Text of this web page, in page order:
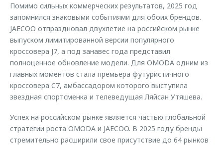
Помимо сильных коммерческих результатов, 2025 год
запомнился знаковыми событиями для обоих брендов.
JAECOO отпраздновал двухлетие на российском рынке
выпуском лимитированной версии популярного
кроссовера J7, а под занавес года представил
полноценное обновление модели. Для OMODA одним из
главных моментов стала премьера футуристичного
кроссовера C7, амбассадором которого выступила
звездная спортсменка и телеведущая Ляйсан Утяшева.
Успех на российском рынке является частью глобальной
стратегии роста OMODA и JAECOO. В 2025 году бренды
стремительно расширили свое присутствие до 64 рынков